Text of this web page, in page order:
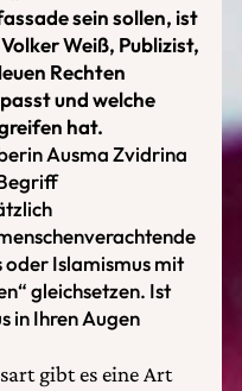
sein sollen, ist
Weiß, Publizist,
Rechten
und welche
hat.
Ausma Zvidrina
oder Islamismus mit
gleichsetzen. Ist
in Ihren Augen
gibt es eine Art